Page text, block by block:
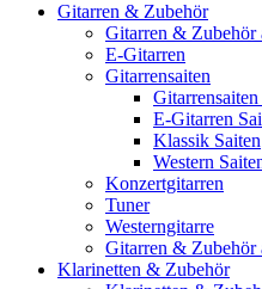
Gitarren & Zubehör
Gitarren & Zubehör
E-Gitarren
Gitarrensaiten
Gitarrensaiten
E-Gitarren
Klassik Saiten
Western
Konzertgitarren
Tuner
Westerngitarre
Gitarren & Zubehör
Klarinetten & Zubehör